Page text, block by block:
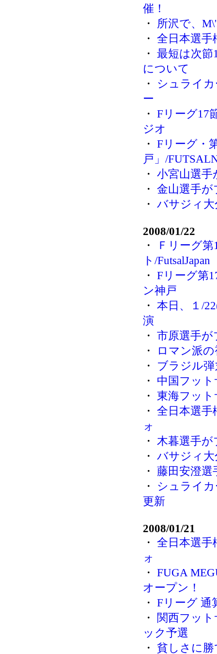
催！
・ 所沢で、
・ 全日本選手
・ 最短は次節
について
・ シュライ
ー
・ Fリーグ17
ジオ
・ Fリーグ・
戸」/
・ 小宮山選
・ 金山選手
・ バサジィ
2008/01/22
・
Ｆリーグ
ト/FutsalJapan
・ Fリーグ第
ン神戸
・ 本日、１/
演
・ 市原選手
・
ロマン派
・ ブラジル
・ 中国フット
・ 東海フッ
・ 全日本選手
ォ
・ 木暮選手
・ バサジィ
・ 藤田安澄
・ シュライ
更新
2008/01/21
・ 全日本選手
ォ
・ FUGA
オープン！
・ Fリーグ 通
・ 関西フッ
ック予選
・ 貧しさに